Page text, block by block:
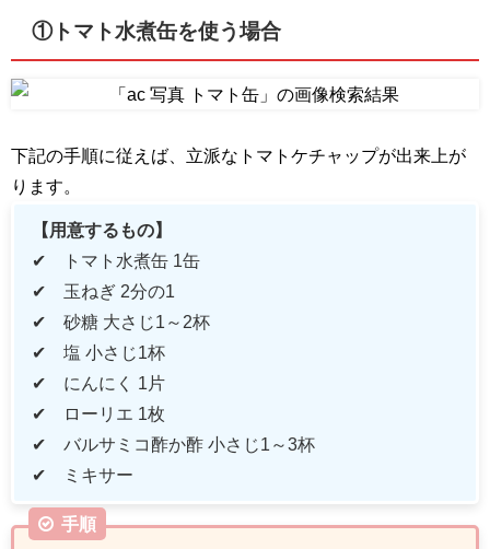
①トマト水煮缶を使う場合
下記の手順に従えば、立派なトマトケチャップが出来上が
ります。
【用意するもの】
✔ トマト水煮缶 1 缶
✔ 玉ねぎ 2分の1
✔ 砂糖 大さじ 1 ～ 2杯
✔ 塩 小さじ 1 杯
✔ にんにく
1 片
✔ ローリエ 1 枚
✔ バルサミコ酢か酢 小さじ 1 ～3杯
✔ ミキサー
手順